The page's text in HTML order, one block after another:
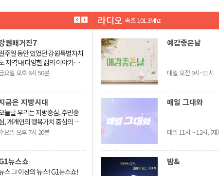
라디오 태백 99.3Mhz
원매거진7
주일 동안 있었던 강원특별자치
지역 내 다양한 삶의 이야기를
개합니다.
요일 오후 6시 50분
금은 지방시대
늘날 우리는 지방중심, 주민중
, 개개인의 행복가치 중심의 지
시대를 살고 있다. 이제는 국가
성과 다양성을 원동력으로 하는
방 주도의 창조적 경쟁력 강화가
더욱 중요해지는 시대이다. 지방이
요일 오후 7시 20분
뉴스쇼
스 그 이상의 뉴스! G1뉴스쇼!
예감좋은날
매일 오전 9시~11시
매일 그대와
밤&